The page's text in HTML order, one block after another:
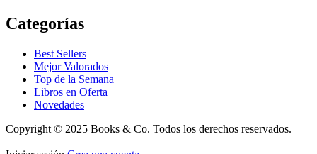
Categorías
Best Sellers
Mejor Valorados
Top de la Semana
Libros en Oferta
Novedades
Copyright © 2025 Books & Co. Todos los derechos reservados.